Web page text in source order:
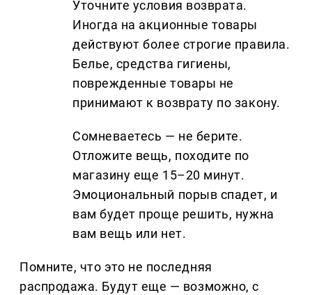
Уточните условия возврата.
Иногда на акционные товары
действуют более строгие правила.
Белье, средства гигиены,
поврежденные товары не
принимают к возврату по закону.
Сомневаетесь — не берите.
Отложите вещь, походите по
магазину еще 15–20 минут.
Эмоциональный порыв спадет, и
вам будет проще решить, нужна
вам вещь или нет.
Помните, что это не последняя
распродажа. Будут еще — возможно, с